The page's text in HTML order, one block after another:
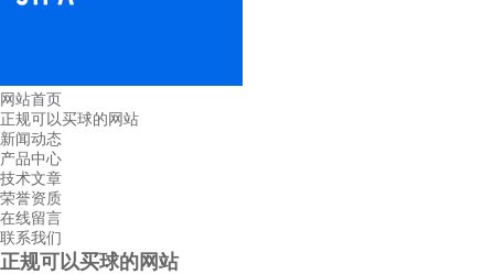
网站首页
正规可以买球的网站
新闻动态
产品中心
技术文章
荣誉资质
在线留言
联系我们
正规可以买球的网站